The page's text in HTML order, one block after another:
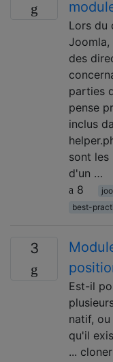
Lors du
des
parties
pense
inclus
sont les
d'un …
8
best-
3
Est-il
natif,
qu'il
...